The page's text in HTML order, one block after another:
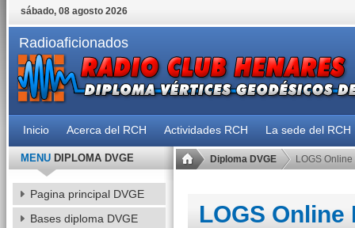
sábado, 08 agosto 2026
Radioaficionados
Inicio Acerca del RCH Actividades RCH La sede del RCH
Diploma DVGE LOGS Online
LOGS Online
MENUDIPLOMA DVGE
Pagina principal DVGE
Bases diploma DVGE